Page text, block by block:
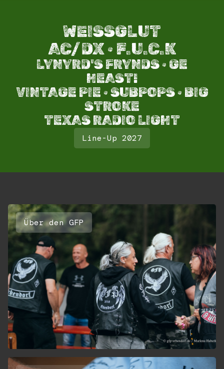
WEISSGLUT
AC/DX · F.U.C.K
LYNYRD'S FRYNDS · GE
HEAST!
VINTAGE PIE · SUBPOPS · BIG
STROKE​
TEXAS RADIO LIGHT​
Line-Up 2027
Über den GFP